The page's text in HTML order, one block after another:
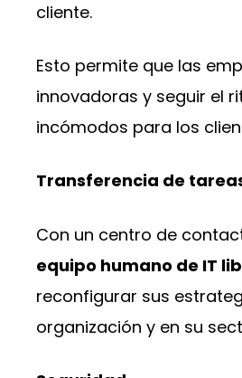
cliente.
Esto permite que las
innovadoras y seguir el
incómodos para los
Transferencia de
Con un centro de
equipo humano de IT
reconfigurar sus
organización y en su